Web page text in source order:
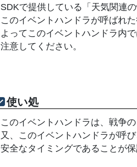
SDKで提供している「天気関連
このイベントハンドラが呼ばれた
よってこのイベントハンドラ内
注意してください。
使い処
このイベントハンドラは、戦争
又、このイベントハンドラが呼
安全なタイミングであることが保